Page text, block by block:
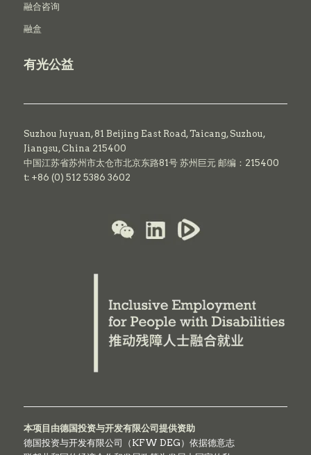
融合咨询
融盒
有光公益
Suzhou Juyuan, 81 Beijing East Road,Taicang,Suzhou,
Jiangsu, China 215400
中国江苏省苏州市太仓市北京东路81号 苏州巨元 邮编：215400
t: +86 (0) 512 5386 3602
本项目由德国投资与开发有限公司提供资助
德国投资与开发有限公司（KFW DEG）依据德意志